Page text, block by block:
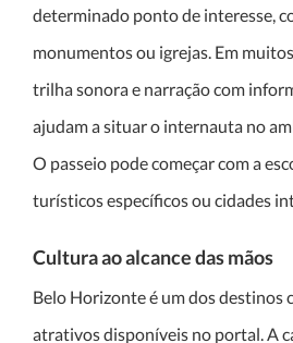
determinado ponto de interesse,
monumentos ou igrejas. Em
trilha sonora e narração com
ajudam a situar o internauta no
O passeio pode começar com a
turísticos específicos ou cidades
Cultura ao alcance das mãos
Belo Horizonte é um dos destinos
atrativos disponíveis no portal. A